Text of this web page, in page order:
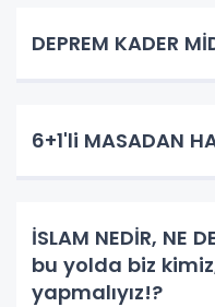
DEPREM KADER
6+1'li MASADAN
İSLAM NEDİR, NE
bu yolda biz
yapmalıyız!?